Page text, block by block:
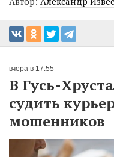
вчера в 17:55
В Гусь-
судить
мошенников